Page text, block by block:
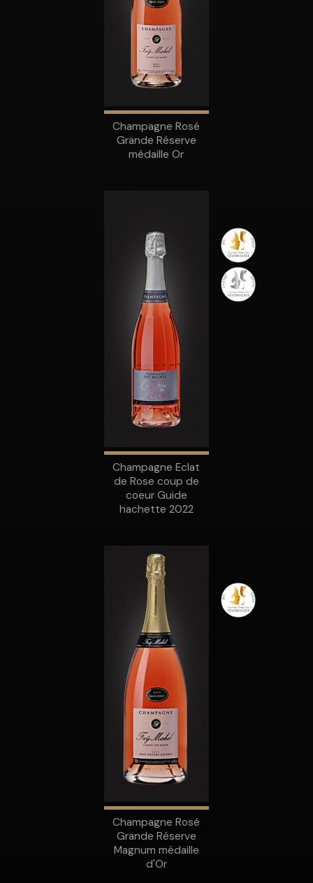
Champagne Rosé
Grande Réserve
médaille Or
Champagne Eclat
de Rose coup de
coeur Guide
hachette 2022
Champagne Rosé
Grande Réserve
Magnum médaille
d'Or